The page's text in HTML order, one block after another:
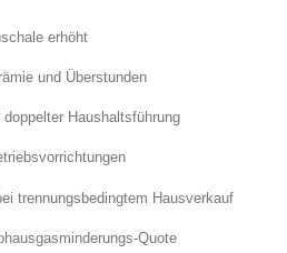
erhöht
und Überstunden
Haushaltsführung
trennungsbedingtem Hausverkauf
Quote